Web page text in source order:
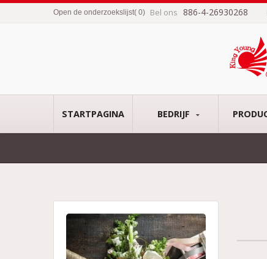
Open de onderzoekslijst( 0) Bel ons 886-4-26930268
STARTPAGINA BEDRIJF